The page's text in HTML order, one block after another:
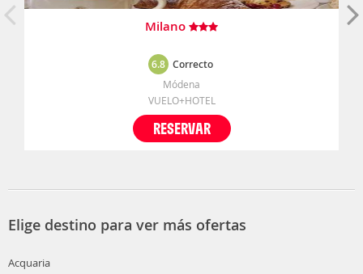
Milano
6.8 Correcto
Módena
VUELO+HOTEL
RESERVAR
Elige destino para ver más ofertas
Acquaria